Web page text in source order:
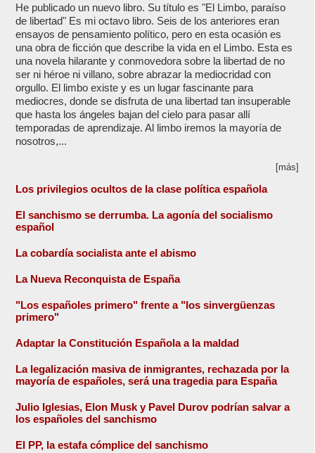
He publicado un nuevo libro. Su título es "El Limbo, paraíso
de libertad" Es mi octavo libro. Seis de los anteriores eran
ensayos de pensamiento político, pero en esta ocasión es
una obra de ficción que describe la vida en el Limbo. Esta es
una novela hilarante y conmovedora sobre la libertad de no
ser ni héroe ni villano, sobre abrazar la mediocridad con
orgullo. El limbo existe y es un lugar fascinante para
mediocres, donde se disfruta de una libertad tan insuperable
que hasta los ángeles bajan del cielo para pasar allí
temporadas de aprendizaje. Al limbo iremos la mayoría de
nosotros,...
[más]
Los privilegios ocultos de la clase política española
El sanchismo se derrumba. La agonía del socialismo
español
La cobardía socialista ante el abismo
La Nueva Reconquista de España
"Los españoles primero" frente a "los sinvergüenzas
primero"
Adaptar la Constitución Española a la maldad
La legalización masiva de inmigrantes, rechazada por la
mayoría de españoles, será una tragedia para España
Julio Iglesias, Elon Musk y Pavel Durov podrían salvar a
los españoles del sanchismo
El PP, la estafa cómplice del sanchismo